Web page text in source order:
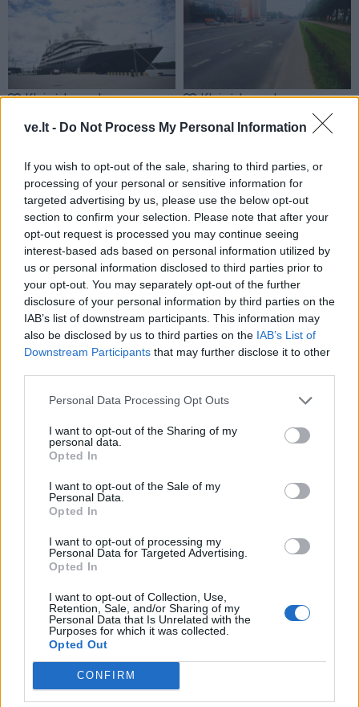
ve.lt - Do Not Process My Personal Information
If you wish to opt-out of the sale, sharing to third parties, or
processing of your personal or sensitive information for
targeted advertising by us, please use the below opt-out
section to confirm your selection. Please note that after your
opt-out request is processed you may continue seeing
interest-based ads based on personal information utilized by
us or personal information disclosed to third parties prior to
your opt-out. You may separately opt-out of the further
disclosure of your personal information by third parties on the
IAB’s list of downstream participants. This information may
also be disclosed by us to third parties on the IAB’s List of
Downstream Participants that may further disclose it to other
Personal Data Processing Opt Outs
I want to opt-out of the Sharing of my
personal data.
Opted In
I want to opt-out of the Sale of my
Personal Data.
Opted In
I want to opt-out of processing my
Personal Data for Targeted Advertising.
Opted In
I want to opt-out of Collection, Use,
Retention, Sale, and/or Sharing of my
Personal Data that Is Unrelated with the
Purposes for which it was collected.
Opted Out
CONFIRM
Klaipėdos pulsas
Klaipėdoje - prancūzų
išgirsti banginių ir delfinų
skleidžiamus garsus
Klaipėdos pulsas
Nusitrynęs ženklinimas
atnaujins tik baigus
prospekto rekonstrukciją
(5)
Klaipėdos pulsas
Fontanas trikdė
gyventojų ramybę naktį:
paaiškėjo priežastis
Klaipėdos pulsas
Poilsiautojai mėgaujasi
įkaitusiu oru: Klaipėdos
paplūdimiai – sausakimši
(vaizdo įrašas)
Klaipėdos pulsas
Apleistą paviljoną
atakuoja vandalai: po dar
vieno išpuolio siūloma
kreiptis į policiją(6)
Klaipėdos pulsas
publikacijos nutraukiama
milijoninė sutartis su
autobusų keleivių